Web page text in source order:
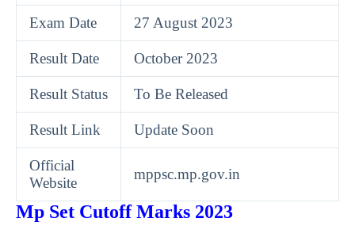
Exam Date 27 August 2023
Result Date October 2023
Result Status To Be Released
Result Link Update Soon
Official
Website
mppsc.mp.gov.in
Mp Set Cutoff Marks 2023